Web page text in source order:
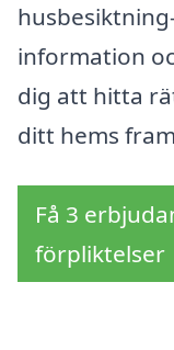
information
dig att hitta
ditt hems
Få 3
förpliktelser